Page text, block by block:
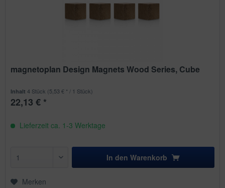
magnetoplan Design Magnets Wood Series, Cube
Inhalt4 Stück (5,53 € * / 1 Stück)
22,13 € *
Lieferzeit ca. 1-3 Werktage
In den Warenkorb
Merken